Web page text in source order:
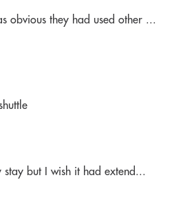
obvious they had used other ...
but I wish it had extend...